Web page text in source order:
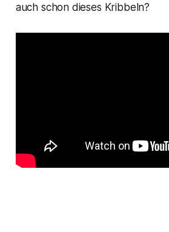
auch schon dieses Kribbeln?